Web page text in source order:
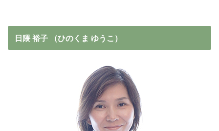
日隈 裕子 （ひのくま ゆうこ）